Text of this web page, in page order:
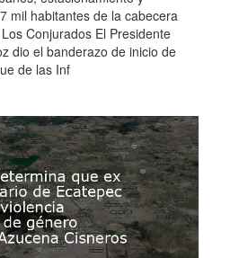
mil habitantes de la cabecera
Conjurados El Presidente
dio el banderazo de inicio de
de las Inf